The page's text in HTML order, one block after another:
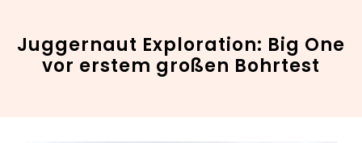
Juggernaut Exploration: Big One
vor erstem großen Bohrtest